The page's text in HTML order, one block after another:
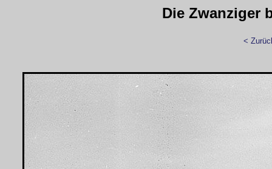
Die Zwanziger
<